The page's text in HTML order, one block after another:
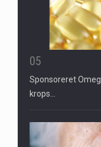
05
Sponsoreret
krops…